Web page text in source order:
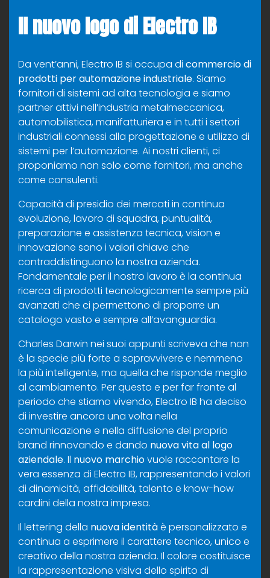
Il nuovo logo di Electro IB
Da vent’anni, Electro IB si occupa di commercio di
prodotti per automazione industriale. Siamo
fornitori di sistemi ad alta tecnologia e siamo
partner attivi nell’industria metalmeccanica,
automobilistica, manifatturiera e in tutti i settori
industriali connessi alla progettazione e utilizzo di
sistemi per l’automazione. Ai nostri clienti, ci
proponiamo non solo come fornitori, ma anche
come consulenti.
Capacità di presidio dei mercati in continua
evoluzione, lavoro di squadra, puntualità,
preparazione e assistenza tecnica, vision e
innovazione sono i valori chiave che
contraddistinguono la nostra azienda.
Fondamentale per il nostro lavoro è la continua
ricerca di prodotti tecnologicamente sempre più
avanzati che ci permettono di proporre un
catalogo vasto e sempre all’avanguardia.
Charles Darwin nei suoi appunti scriveva che non
è la specie più forte a sopravvivere e nemmeno
la più intelligente, ma quella che risponde meglio
al cambiamento. Per questo e per far fronte al
periodo che stiamo vivendo, Electro IB ha deciso
di investire ancora una volta nella
comunicazione e nella diffusione del proprio
brand rinnovando e dando nuova vita al logo
aziendale. Il nuovo marchiovuole raccontare la
vera essenza di Electro IB, rappresentando i valori
di dinamicità, affidabilità, talento e know-how
cardini della nostra impresa.
Il lettering della nuova identitàè personalizzato e
continua a esprimere il carattere tecnico, unico e
creativo della nostra azienda. Il colore costituisce
la rappresentazione visiva dello spirito di